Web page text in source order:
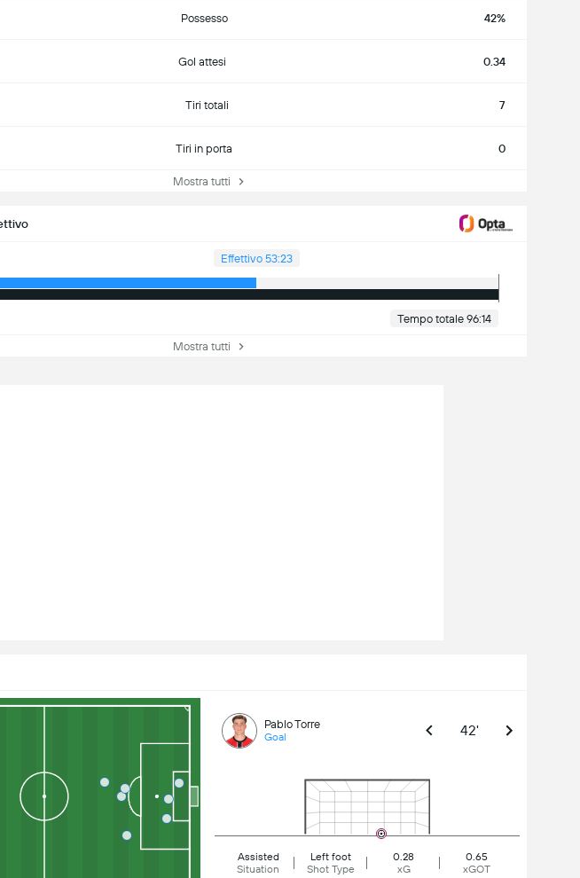
Possesso 42%
Gol attesi 0.34
Tiri totali 7
Tiri in porta 0
Mostra tutti
Effettivo 53:23
Tempo totale 96:14
Mostra tutti
Pablo Torre
Goal 42'
Assisted
Situation
Left foot
Shot Type
0.28
xG
0.65
xGOT